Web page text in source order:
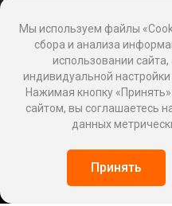
Заказчикам
Аккаунт
Ваши запросы
Споры
Написать поставщику
Написать в поддержку
Политика Cookies
Мы используем файлы
сбора и анализа
использовании
индивидуальной
Нажимая кнопку
сайтом, вы соглашаетесь
данных
Принять